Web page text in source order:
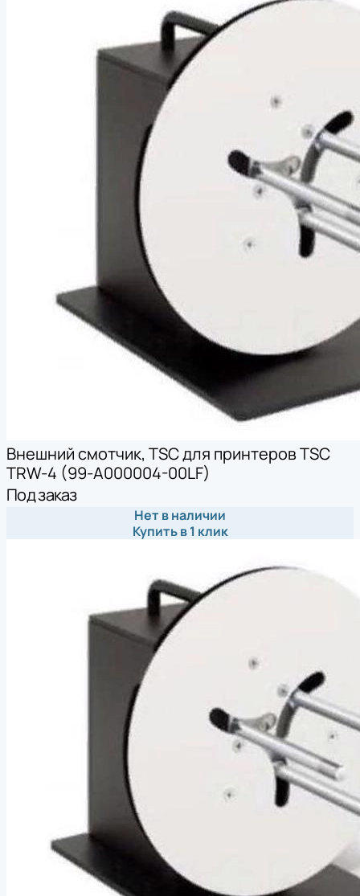
Внешний смотчик, TSC для принтеров TSC
TRW-4 (99-A000004-00LF)
Под заказ
Нет в наличии
Купить в 1 клик